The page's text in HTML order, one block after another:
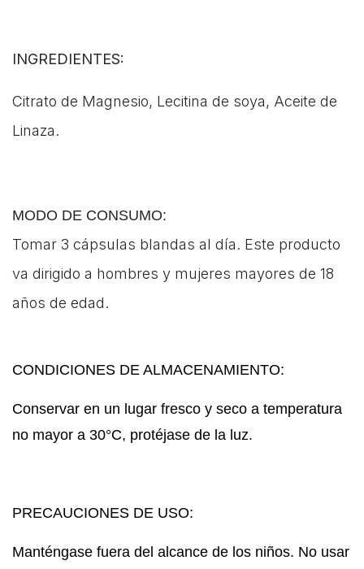
INGREDIENTES:
Citrato de Magnesio, Lecitina de soya, Aceite de
Linaza.
MODO DE CONSUMO:
Tomar 3 cápsulas blandas al día. Este producto
va dirigido a hombres y mujeres mayores de 18
años de edad.
CONDICIONES DE ALMACENAMIENTO:
Conservar en un lugar fresco y seco a temperatura
no mayor a 30°C, protéjase de la luz.
PRECAUCIONES DE USO:
Manténgase fuera del alcance de los niños. No usar